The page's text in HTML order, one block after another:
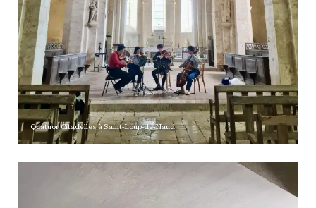
Quatuor Citadelles à Saint-Loup-de-Naud